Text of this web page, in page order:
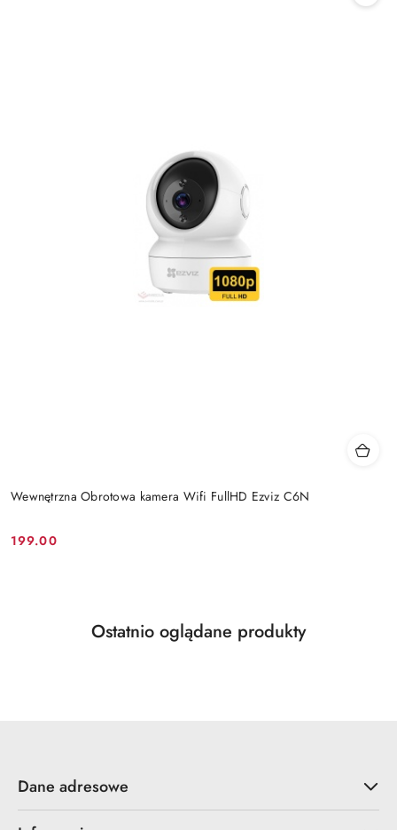
Wewnętrzna Obrotowa kamera Wifi FullHD Ezviz C6N
Cena:
199.00
Pomiń karuzelę produktów
Produkty
Ostatnio oglądane produkty
Dane adresowe